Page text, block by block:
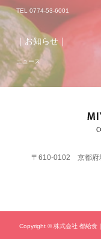
TEL 0774-53-6001
｜お知らせ｜
ニュース
〒610-0102 京都府
Copyright © 株式会社 都給食